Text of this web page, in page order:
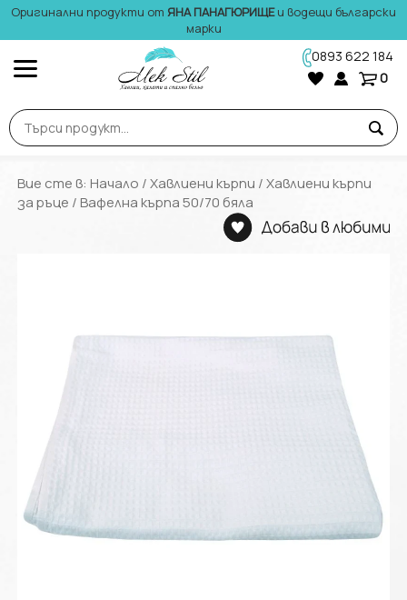
Оригинални продукти от ЯНА ПАНАГЮРИЩЕи водещи български
марки
0893 622 184
0
Вие сте в: Начало /Хавлиени кърпи /Хавлиени кърпи
за ръце / Вафелна кърпа 50/70 бяла